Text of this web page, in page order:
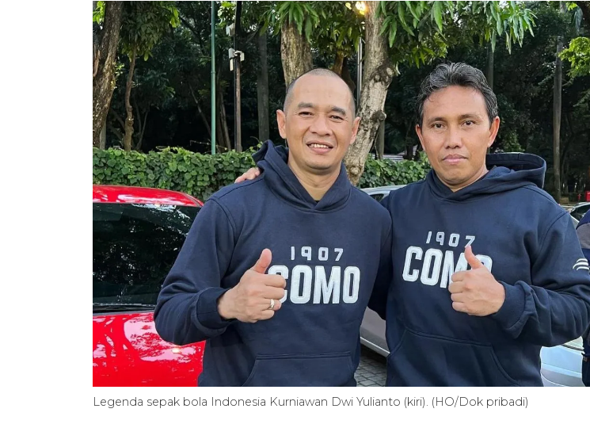
Legenda sepak bola Indonesia Kurniawan Dwi Yulianto (kiri). (HO/Dok pribadi)